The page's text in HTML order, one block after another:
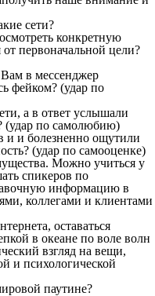
сети?
конкретную
первоначальной цели?
в мессенджер
фейком? (удар по
а в ответ услышали
(удар по самолюбию)
и болезненно ощутили
(удар по самооценке)
Можно учиться у
спикеров по
информацию в
коллегами и клиентами
оставаться
в океане по воле волн
взгляд на вещи,
и психологической
паутине?